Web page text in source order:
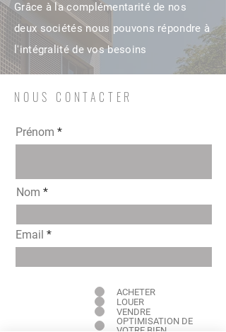
Grâce à la complémentarité de nos
deux sociétés nous pouvons répondre à
l'intégralité de vos besoins
NOUS CONTACTER
Prénom
Nom
Email
ACHETER
LOUER
VENDRE
OPTIMISATION DE